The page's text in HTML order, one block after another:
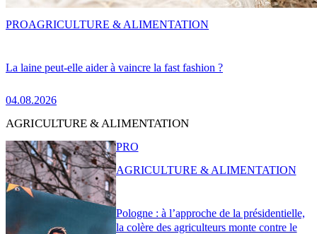
La laine peut-elle aider à vaincre la fast fashion ?
04.08.2026
PROAGRICULTURE & ALIMENTATION
AGRICULTURE & ALIMENTATION
Pologne : à l’approche de la présidentielle,
la colère des agriculteurs monte contre le
PRO
AGRICULTURE & ALIMENTATION